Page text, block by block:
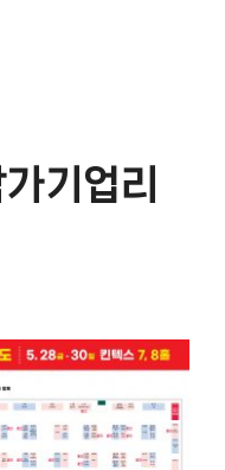
기업리